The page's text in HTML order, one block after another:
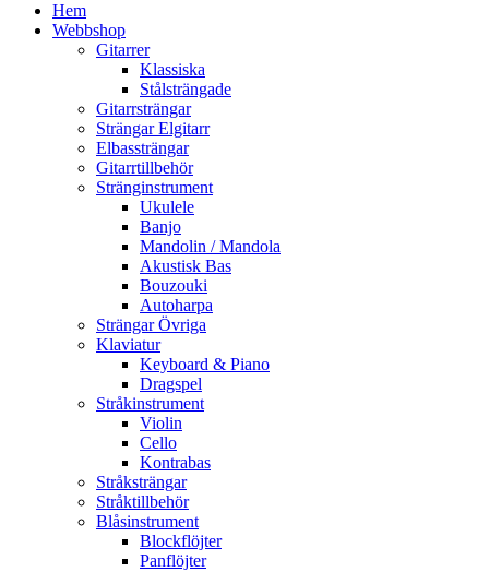
Hem
Webbshop
Gitarrer
Klassiska
Stålsträngade
Gitarrsträngar
Strängar Elgitarr
Elbassträngar
Gitarrtillbehör
Stränginstrument
Ukulele
Banjo
Mandolin / Mandola
Akustisk Bas
Bouzouki
Autoharpa
Strängar Övriga
Klaviatur
Keyboard & Piano
Dragspel
Stråkinstrument
Violin
Cello
Kontrabas
Stråksträngar
Stråktillbehör
Blåsinstrument
Blockflöjter
Panflöjter